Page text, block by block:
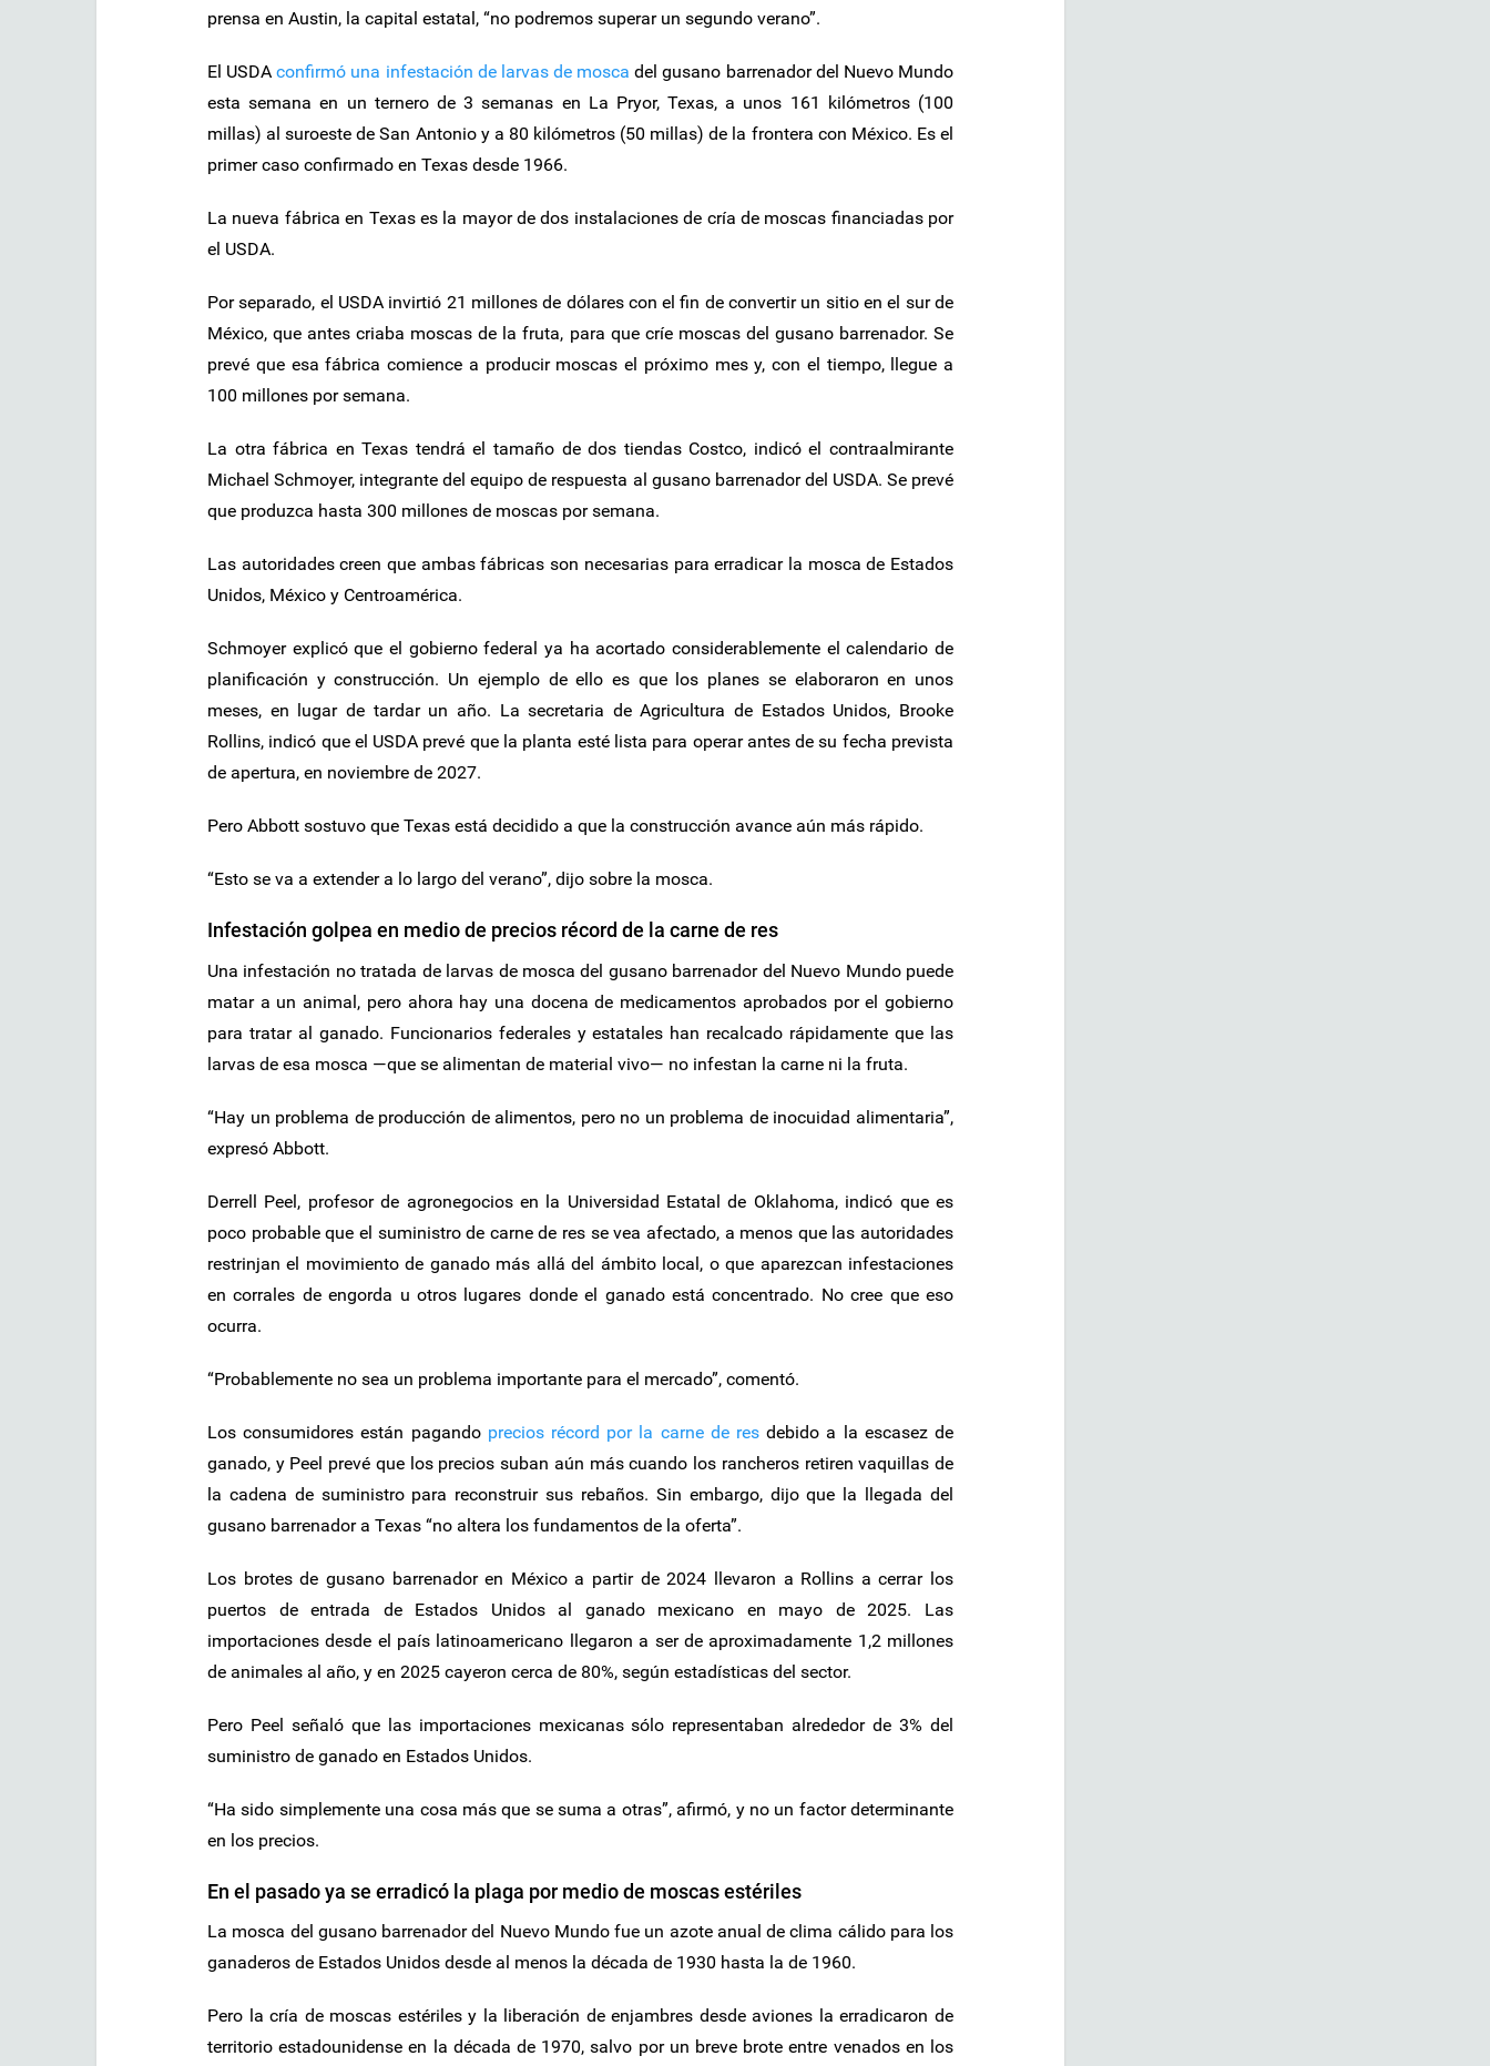
prensa en Austin, la capital estatal, “no podremos superar un segundo verano”.
El USDAconfirmó una infestación de larvas de mosca del gusano barrenador del Nuevo Mundo
esta semana en un ternero de 3 semanas en La Pryor, Texas, a unos 161 kilómetros (100
millas) al suroeste de San Antonio y a 80 kilómetros (50 millas) de la frontera con México. Es el
primer caso confirmado en Texas desde 1966.
La nueva fábrica en Texas es la mayor de dos instalaciones de cría de moscas financiadas por
el USDA.
Por separado, el USDA invirtió 21 millones de dólares con el fin de convertir un sitio en el sur de
México, que antes criaba moscas de la fruta, para que críe moscas del gusano barrenador. Se
prevé que esa fábrica comience a producir moscas el próximo mes y, con el tiempo, llegue a
100 millones por semana.
La otra fábrica en Texas tendrá el tamaño de dos tiendas Costco, indicó el contraalmirante
Michael Schmoyer, integrante del equipo de respuesta al gusano barrenador del USDA. Se prevé
que produzca hasta 300 millones de moscas por semana.
Las autoridades creen que ambas fábricas son necesarias para erradicar la mosca de Estados
Unidos, México y Centroamérica.
Schmoyer explicó que el gobierno federal ya ha acortado considerablemente el calendario de
planificación y construcción. Un ejemplo de ello es que los planes se elaboraron en unos
meses, en lugar de tardar un año. La secretaria de Agricultura de Estados Unidos, Brooke
Rollins, indicó que el USDA prevé que la planta esté lista para operar antes de su fecha prevista
de apertura, en noviembre de 2027.
Pero Abbott sostuvo que Texas está decidido a que la construcción avance aún más rápido.
“Esto se va a extender a lo largo del verano”, dijo sobre la mosca.
Infestación golpea en medio de precios récord de la carne de res
Una infestación no tratada de larvas de mosca del gusano barrenador del Nuevo Mundo puede
matar a un animal, pero ahora hay una docena de medicamentos aprobados por el gobierno
para tratar al ganado. Funcionarios federales y estatales han recalcado rápidamente que las
larvas de esa mosca —que se alimentan de material vivo— no infestan la carne ni la fruta.
“Hay un problema de producción de alimentos, pero no un problema de inocuidad alimentaria”,
expresó Abbott.
Derrell Peel, profesor de agronegocios en la Universidad Estatal de Oklahoma, indicó que es
poco probable que el suministro de carne de res se vea afectado, a menos que las autoridades
restrinjan el movimiento de ganado más allá del ámbito local, o que aparezcan infestaciones
en corrales de engorda u otros lugares donde el ganado está concentrado. No cree que eso
ocurra.
“Probablemente no sea un problema importante para el mercado”, comentó.
Los consumidores están pagando precios récord por la carne de res debido a la escasez de
ganado, y Peel prevé que los precios suban aún más cuando los rancheros retiren vaquillas de
la cadena de suministro para reconstruir sus rebaños. Sin embargo, dijo que la llegada del
gusano barrenador a Texas “no altera los fundamentos de la oferta”.
Los brotes de gusano barrenador en México a partir de 2024 llevaron a Rollins a cerrar los
puertos de entrada de Estados Unidos al ganado mexicano en mayo de 2025. Las
importaciones desde el país latinoamericano llegaron a ser de aproximadamente 1,2 millones
de animales al año, y en 2025 cayeron cerca de 80%, según estadísticas del sector.
Pero Peel señaló que las importaciones mexicanas sólo representaban alrededor de 3% del
suministro de ganado en Estados Unidos.
“Ha sido simplemente una cosa más que se suma a otras”, afirmó, y no un factor determinante
en los precios.
En el pasado ya se erradicó la plaga por medio de moscas estériles
La mosca del gusano barrenador del Nuevo Mundo fue un azote anual de clima cálido para los
ganaderos de Estados Unidos desde al menos la década de 1930 hasta la de 1960.
Pero la cría de moscas estériles y la liberación de enjambres desde aviones la erradicaron de
territorio estadounidense en la década de 1970, salvo por un breve brote entre venados en los